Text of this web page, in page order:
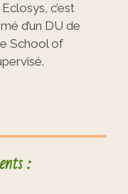
c’est
d’un DU de
School of
: